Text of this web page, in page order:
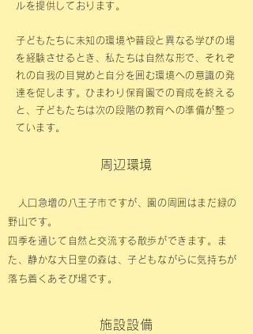
ルを提供しております。
子どもたちに未知の環境や普段と異なる学びの場
を経験させるとき、私たちは自然な形で、それぞ
れの自我の目覚めと自分を囲む環境への意識の発
達を促します。ひまわり保育園での育成を終える
と、子どもたちは次の段階の教育への準備が整っ
ています。
​周辺環境
人口急増の八王子市ですが、園の周囲はまだ緑の
野山です。
四季を通じて自然と交流する散歩ができます。ま
た、静かな大日堂の森は、子どもながらに気持ちが
落ち着くあそび場です。
施設設備